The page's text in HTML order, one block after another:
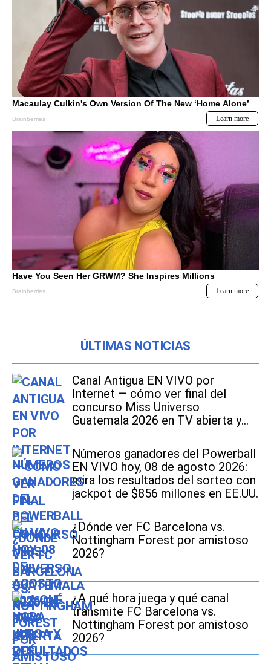
ÚLTIMAS NOTICIAS
Canal Antigua EN VIVO por
Internet — cómo ver final del
concurso Miss Universo
Guatemala 2026 en TV abierta y
Online
Números ganadores del Powerball
EN VIVO hoy, 08 de agosto 2026:
mira los resultados del sorteo con
jackpot de $856 millones en EE.UU.
¿Dónde ver FC Barcelona vs.
Nottingham Forest por amistoso
2026?
¿A qué hora juega y qué canal
transmite FC Barcelona vs.
Nottingham Forest por amistoso
2026?